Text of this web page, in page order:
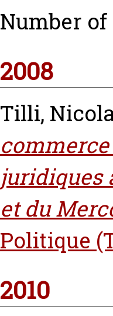
Number
2008
Tilli,
juridiques
et du
Politique
2010